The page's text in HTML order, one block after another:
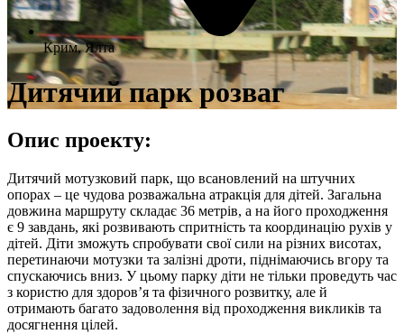
Крим, Ялта
Дитячий парк розваг
Опис проекту:
Дитячий мотузковий парк, що всановлений на штучних
опорах – це чудова розважальна атракція для дітей. Загальна
довжина маршруту складає 36 метрів, а на його проходження
є 9 завдань, які розвивають спритність та координацію рухів у
дітей. Діти зможуть спробувати свої сили на різних висотах,
перетинаючи мотузки та залізні дроти, піднімаючись вгору та
спускаючись вниз. У цьому парку діти не тільки проведуть час
з користю для здоров’я та фізичного розвитку, але й
отримають багато задоволення від проходження викликів та
досягнення цілей.